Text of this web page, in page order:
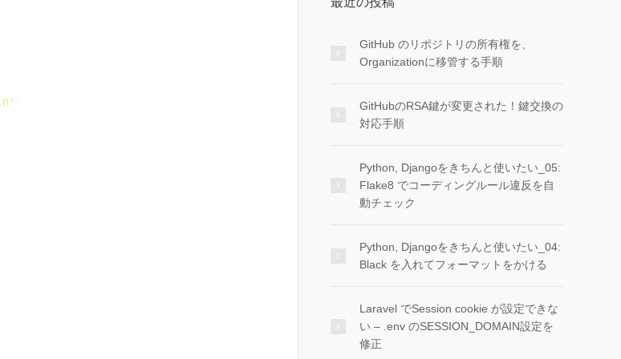
GitHub のリポジトリの所有権を、
Organizationに移管する手順
GitHubのRSA鍵が変更された！鍵交換の
対応手順
Python, Djangoをきちんと使いたい_05:
Flake8 でコーディングルール違反を自
動チェック
Python, Djangoをきちんと使いたい_04:
Black を入れてフォーマットをかける
Laravel でSession cookie が設定できな
い – .env のSESSION_DOMAIN設定を
修正